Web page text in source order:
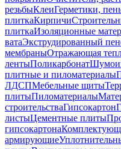
резьбыКлеиГерметики,
плиткаКирпичи
плиткаИзоляционные
ватаЭкструдированный
мембраныОтражающая
лентыПоликарбонат
плитные и пиломатериалы
ЛДСПМебельные щиты
плитыПиломатериалы
строительстваГипсокартон
листыЦементные плиты
гипсокартона
армирующие